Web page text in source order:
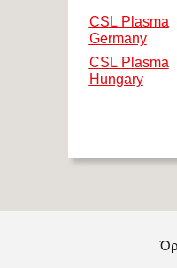
CSL Plasma
Germany
CSL Plasma
Hungary